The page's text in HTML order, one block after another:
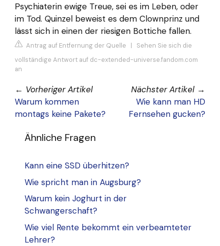
Psychiaterin ewige Treue, sei es im Leben, oder
im Tod. Quinzel beweist es dem Clownprinz und
lässt sich in einen der riesigen Bottiche fallen.
Antrag auf Entfernung der Quelle | Sehen Sie sich die
vollständige Antwort auf dc-extended-universe.fandom.com
an
← Vorheriger Artikel
Warum kommen
montags keine Pakete?
Nächster Artikel →
Wie kann man HD
Fernsehen gucken?
Ähnliche Fragen
Kann eine SSD überhitzen?
Wie spricht man in Augsburg?
Warum kein Joghurt in der
Schwangerschaft?
Wie viel Rente bekommt ein verbeamteter
Lehrer?